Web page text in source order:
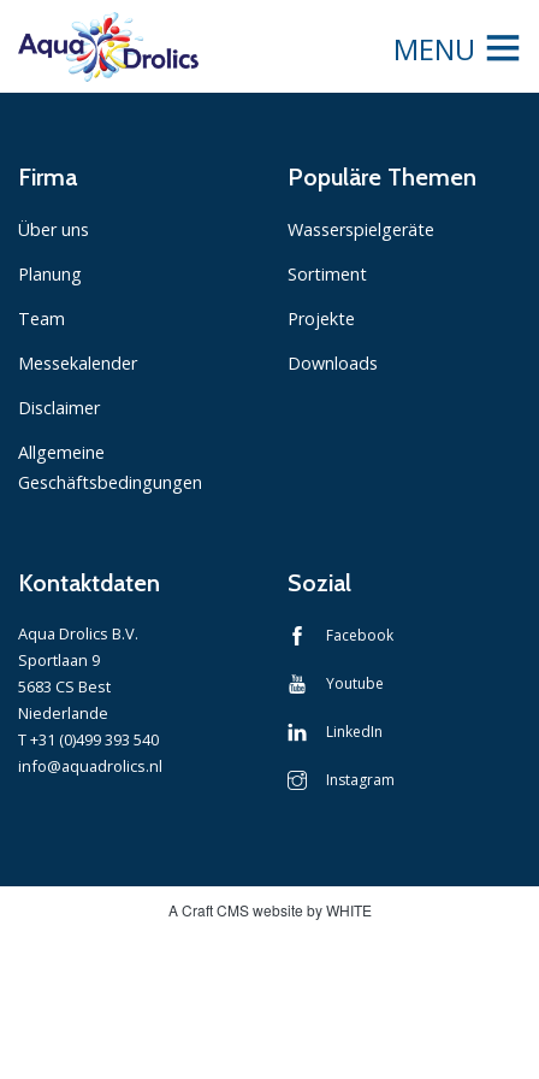
MENU
Firma
Über uns
Planung
Team
Messekalender
Disclaimer
Allgemeine
Geschäftsbedingungen
Populäre Themen
Wasserspielgeräte
Sortiment
Projekte
Downloads
Kontaktdaten
Aqua Drolics B.V.
Sportlaan 9
5683 CS Best
Niederlande
T +31 (0)499 393 540
info@aquadrolics.nl
Sozial
Facebook
Youtube
LinkedIn
Instagram
A Craft CMS website by WHITE